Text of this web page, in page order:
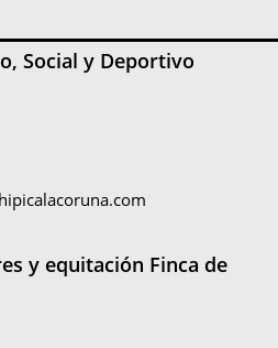
Social y Deportivo
y equitación Finca de